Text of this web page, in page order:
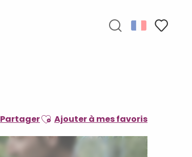
PartagerAjouter aux favoris
Ajouter à mes favoris